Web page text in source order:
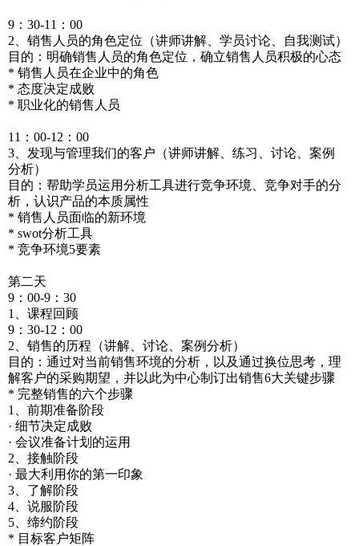
9：30-11：00
2、销售人员的角色定位（讲师讲解、学员讨论、自我测试）
目的：明确销售人员的角色定位，确立销售人员积极的心态
* 销售人员在企业中的角色
* 态度决定成败
* 职业化的销售人员
11：00-12：00
3、发现与管理我们的客户（讲师讲解、练习、讨论、案例
分析）
目的：帮助学员运用分析工具进行竞争环境、竞争对手的分
析，认识产品的本质属性
* 销售人员面临的新环境
* swot分析工具
* 竞争环境5要素
第二天
9：00-9：30
1、课程回顾
9：30-12：00
2、销售的历程（讲解、讨论、案例分析）
目的：通过对当前销售环境的分析，以及通过换位思考，理
解客户的采购期望，并以此为中心制订出销售6大关键步骤
* 完整销售的六个步骤
1、前期准备阶段
· 细节决定成败
· 会议准备计划的运用
2、接触阶段
· 最大利用你的第一印象
3、了解阶段
4、说服阶段
5、缔约阶段
* 目标客户矩阵